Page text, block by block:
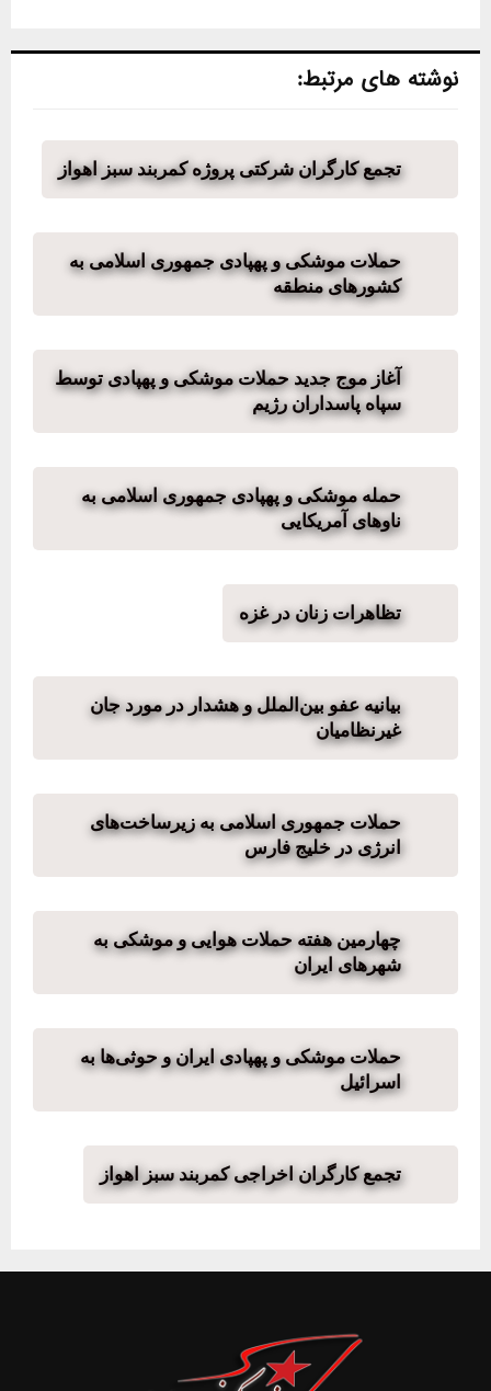
نوشته های مرتبط:
تجمع کارگران شرکتی پروژه کمربند سبز اهواز
حملات موشکی و پهپادی جمهوری اسلامی به
کشورهای منطقه
آغاز موج جدید حملات موشکی و پهپادی توسط
سپاه پاسداران رژیم
حمله موشکی و پهپادی جمهوری اسلامی به
ناوهای آمریکایی
تظاهرات زنان در غزه
بیانیه عفو بین‌الملل و هشدار در مورد جان
غیرنظامیان
حملات جمهوری اسلامی به زیرساخت‌های
انرژی در خلیج فارس
چهارمین هفته حملات هوایی و موشکی به
شهرهای ایران
حملات موشکی و پهپادی ایران و حوثی‌ها به
اسرائیل
تجمع کارگران اخراجی کمربند سبز اهواز